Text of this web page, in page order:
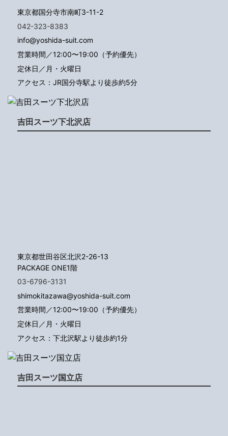
東京都国分寺市南町3-11-2
042-323-8383
info@yoshida-suit.com
営業時間／12:00〜19:00（予約優先）
定休日／月・火曜日
アクセス：JR国分寺駅より徒歩約5分
吉田スーツ下北沢店
東京都世田谷区北沢2-26-13
PACKAGE ONE1階
03-6796-3131
shimokitazawa@yoshida-suit.com
営業時間／12:00〜19:00（予約優先）
定休日／月・火曜日
アクセス：下北沢駅より徒歩約1分
吉田スーツ国立店